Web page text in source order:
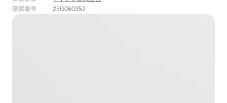
受賞番号
25G060352